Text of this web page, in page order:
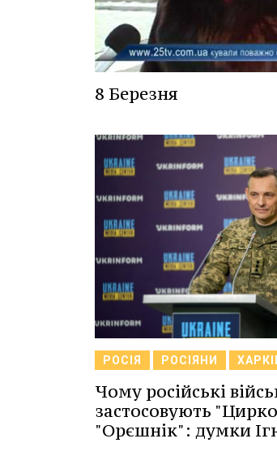
8 Березня
РОСІЯ РОСІЯНИ
Чому російські
застосовують
"Орєшнік": думки